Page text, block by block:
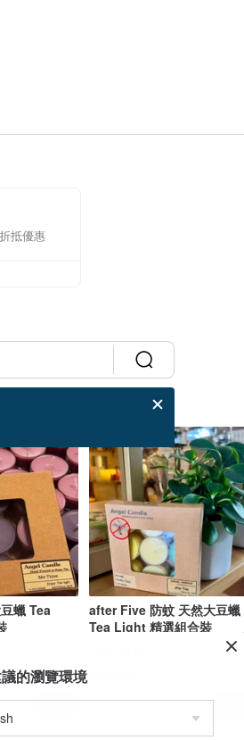
抵優惠
蠟 Tea
after Five 防蚊 天然大豆蠟
Tea Light 精選組合裝
的瀏覽環境